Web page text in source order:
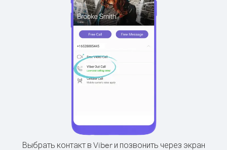
Выбрать контакт в Viber и позвонить через экран